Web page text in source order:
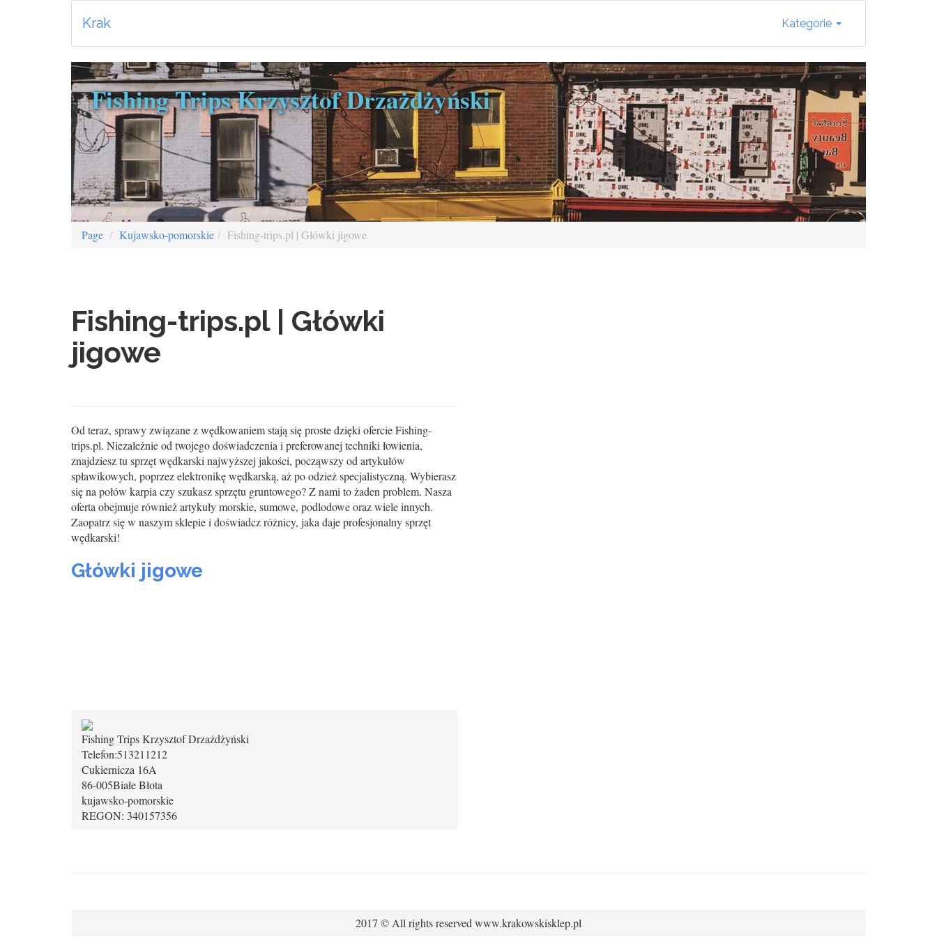
Krak Kategorie
Fishing Trips Krzysztof Drzażdżyński
Page Kujawsko-pomorskie Fishing-trips.pl | Główki jigowe
Fishing-trips.pl | Główki
jigowe
Od teraz, sprawy związane z wędkowaniem stają się proste dzięki ofercie Fishing-
trips.pl. Niezależnie od twojego doświadczenia i preferowanej techniki łowienia,
znajdziesz tu sprzęt wędkarski najwyższej jakości, począwszy od artykułów
spławikowych, poprzez elektronikę wędkarską, aż po odzież specjalistyczną. Wybierasz
się na połów karpia czy szukasz sprzętu gruntowego? Z nami to żaden problem. Nasza
oferta obejmuje również artykuły morskie, sumowe, podlodowe oraz wiele innych.
Zaopatrz się w naszym sklepie i doświadcz różnicy, jaka daje profesjonalny sprzęt
wędkarski!
Główki jigowe
Fishing Trips Krzysztof Drzażdżyński
Telefon:513211212
Cukiernicza 16A
86-005Białe Błota
kujawsko-pomorskie
REGON: 340157356
2017 © All rights reserved www.krakowskisklep.pl